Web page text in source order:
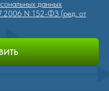
данных
N 152-ФЗ (ред. от